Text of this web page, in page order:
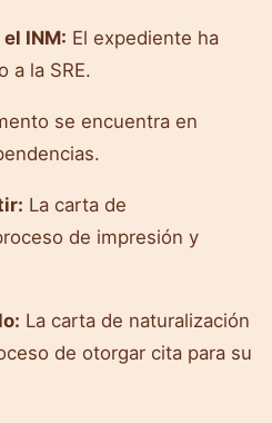
INM: El expediente ha
a la SRE.
se encuentra en
La carta de
de impresión y
La carta de naturalización
de otorgar cita para su